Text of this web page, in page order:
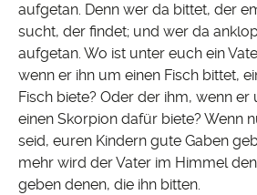
aufgetan. Denn wer da bittet, der
sucht, der findet; und wer da
aufgetan. Wo ist unter euch ein
wenn er ihn um einen Fisch bittet,
Fisch biete? Oder der ihm, wenn er
einen Skorpion dafür biete? Wenn
seid, euren Kindern gute Gaben
mehr wird der Vater im Himmel
geben denen, die ihn bitten.